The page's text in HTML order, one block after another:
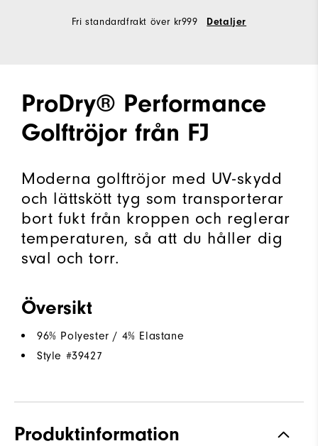
Fri standardfrakt över kr999 Detaljer
ProDry® Performance
Golftröjor från FJ
Moderna golftröjor med UV-skydd
och lättskött tyg som transporterar
bort fukt från kroppen och reglerar
temperaturen, så att du håller dig
sval och torr.
Översikt
96% Polyester / 4% Elastane
Style #39427
Produktinformation